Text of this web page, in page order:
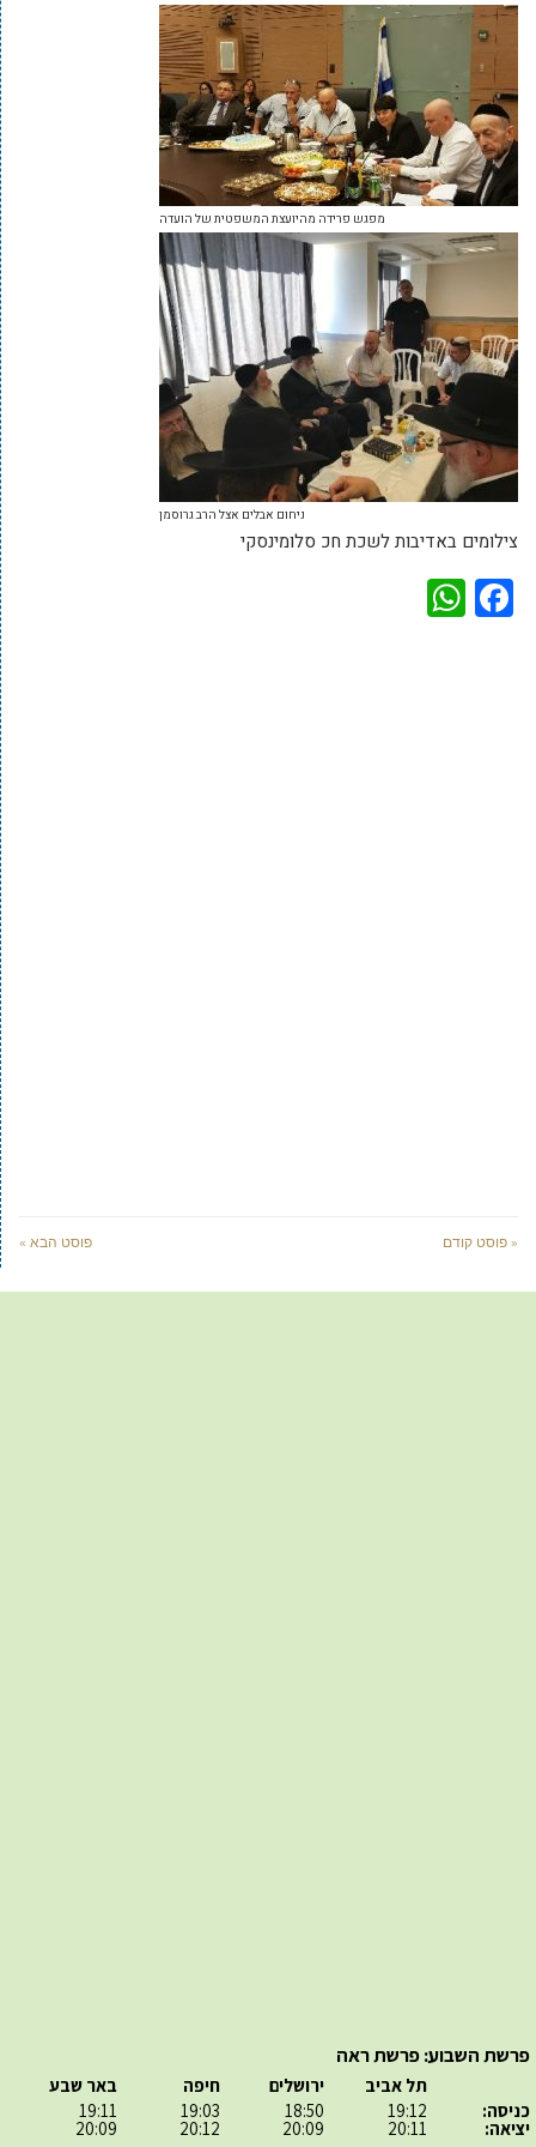
מפגש פרידה מהיועצת המשפטית של הועדה
ניחום אבלים אצל הרב גרוסמן
צילומים באדיבות לשכת חכ סלומינסקי
Facebook
« פוסט קודם פוסט הבא »
פרשת השבוע: פרשת ראה
כניסה:
יציאה:
תל אביב
19:12
20:11
ירושלים
18:50
20:09
חיפה
19:03
20:12
באר שבע
19:11
20:09